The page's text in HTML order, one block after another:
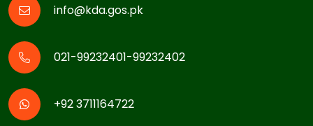
info@kda.gos.pk
021-99232401-99232402
+92 3711164722